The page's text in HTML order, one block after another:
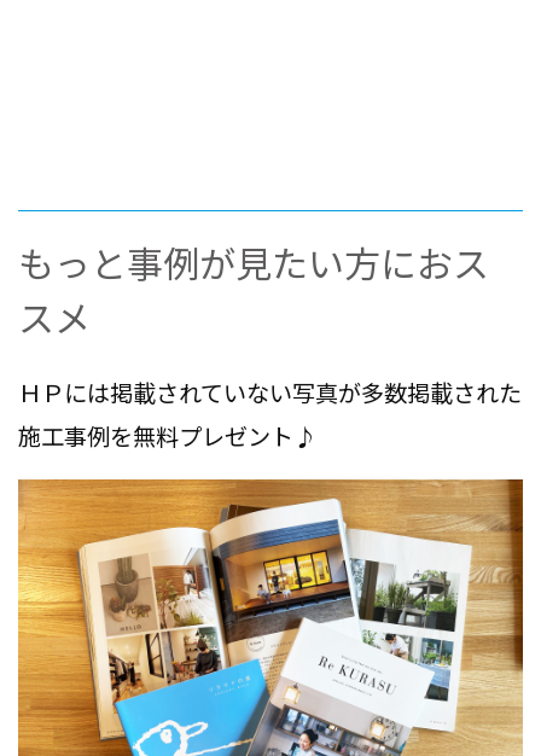
もっと事例が見たい方におス
スメ
ＨＰには掲載されていない写真が多数掲載された
施工事例を無料プレゼント♪